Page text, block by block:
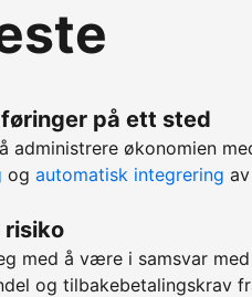
på ett sted
administrere økonomien
og automatisk integrering
risiko
med å være i samsvar
og tilbakebetalingskrav